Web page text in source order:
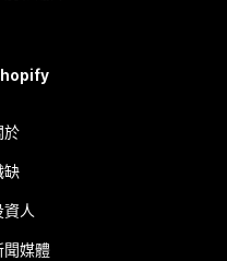
於
缺
資人
聞媒體